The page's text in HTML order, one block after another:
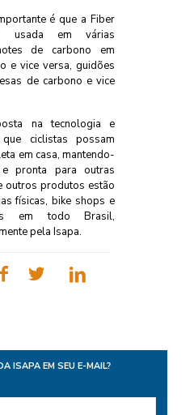
é que a Fiber
usada em várias
de carbono em
e vice versa, guidões
de carbono e vice
na tecnologia e
ciclistas possam
em casa, mantendo-
pronta para outras
outros produtos estão
físicas, bike shops e
em todo Brasil,
pela Isapa.
ISAPA EM SEU E-MAIL?